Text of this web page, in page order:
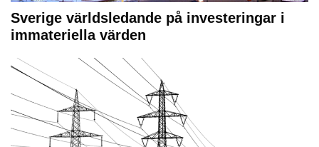
Sverige världsledande på investeringar i
immateriella värden